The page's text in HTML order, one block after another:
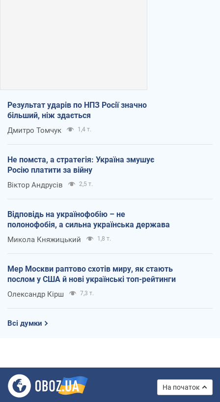
Результат ударів по НПЗ Росії значно
більший, ніж здається
Дмитро Томчук 1,4 т.
Не помста, а стратегія: Україна змушує
Росію платити за війну
Віктор Андрусів 2,5 т.
Відповідь на українофобію – не
полонофобія, а сильна українська держава
Микола Княжицький 1,8 т.
Мер Москви раптово схотів миру, як стають
послом у США й нові українські топ-рейтинги
Олександр Кірш 7,3 т.
Всі думки
На початок